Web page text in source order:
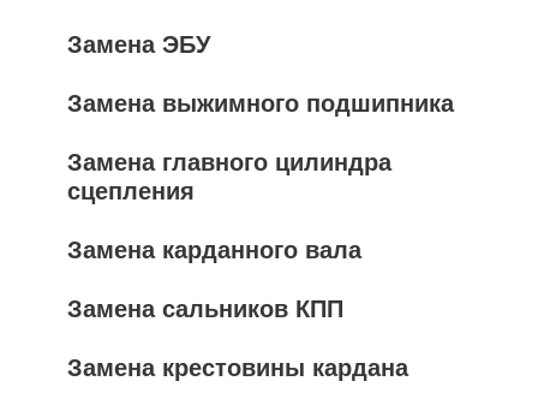
Замена ЭБУ
Замена выжимного подшипника
Замена главного цилиндра
сцепления
Замена карданного вала
Замена сальников КПП
Замена крестовины кардана